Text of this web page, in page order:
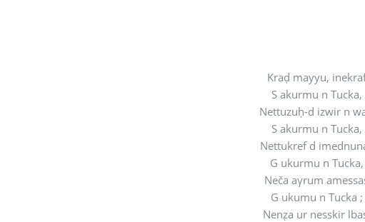
Kraḍ mayyu,
S akurmu n Tucka,
Nettuzuḥ-d izwir n
S akurmu n Tucka,
Nettukref d
G ukurmu n Tucka,
Neča aγrum
G ukumu n Tucka ;
Nenẓa ur nesskir